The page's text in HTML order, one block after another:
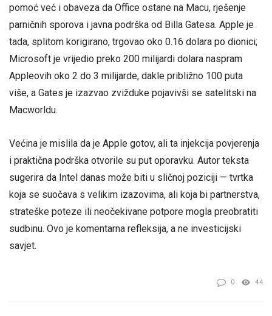
pomoć već i obaveza da Office ostane na Macu, rješenje
parničnih sporova i javna podrška od Billa Gatesa. Apple je
tada, splitom korigirano, trgovao oko 0.16 dolara po dionici;
Microsoft je vrijedio preko 200 milijardi dolara naspram
Appleovih oko 2 do 3 milijarde, dakle približno 100 puta
više, a Gates je izazvao zvižduke pojavivši se satelitski na
Macworldu.
Većina je mislila da je Apple gotov, ali ta injekcija povjerenja
i praktična podrška otvorile su put oporavku. Autor teksta
sugerira da Intel danas može biti u sličnoj poziciji — tvrtka
koja se suočava s velikim izazovima, ali koja bi partnerstva,
strateške poteze ili neočekivane potpore mogla preobratiti
sudbinu. Ovo je komentarna refleksija, a ne investicijski
savjet.
0 44